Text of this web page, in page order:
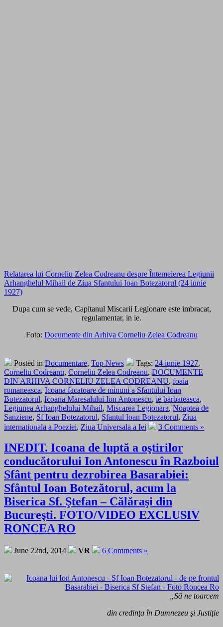
Relatarea lui Corneliu Zelea Codreanu despre Întemeierea Legiunii
Arhanghelul Mihail de Ziua Sfantului Ioan Botezatorul (24 iunie
1927)
Dupa cum se vede, Capitanul Miscarii Legionare este imbracat,
regulamentar, in ie.
Foto: Documente din Arhiva Corneliu Zelea Codreanu
Posted in Documentare, Top News Tags: 24 iunie 1927,
Corneliu Codreanu, Corneliu Zelea Codreanu, DOCUMENTE
DIN ARHIVA CORNELIU ZELEA CODREANU, foaia
romaneasca, Icoana facatoare de minuni a Sfantului Ioan
Botezatorul, Icoana Maresalului Ion Antonescu, ie barbateasca,
Legiunea Arhanghelului Mihail, Miscarea Legionara, Noaptea de
Sanziene, Sf Ioan Botezatorul, Sfantul Ioan Botezatorul, Ziua
internationala a Poeziei, Ziua Universala a Iei 3 Comments »
INEDIT. Icoana de luptă a oştirilor
conducătorului Ion Antonescu în Razboiul
Sfânt pentru dezrobirea Basarabiei:
Sfântul Ioan Botezătorul, acum la
Biserica Sf. Ştefan – Călăraşi din
Bucureşti. FOTO/VIDEO EXCLUSIV
RONCEA RO
June 22nd, 2014 VR 6 Comments »
„Să ne toarcem
din credinţa în Dumnezeu şi Justiţie